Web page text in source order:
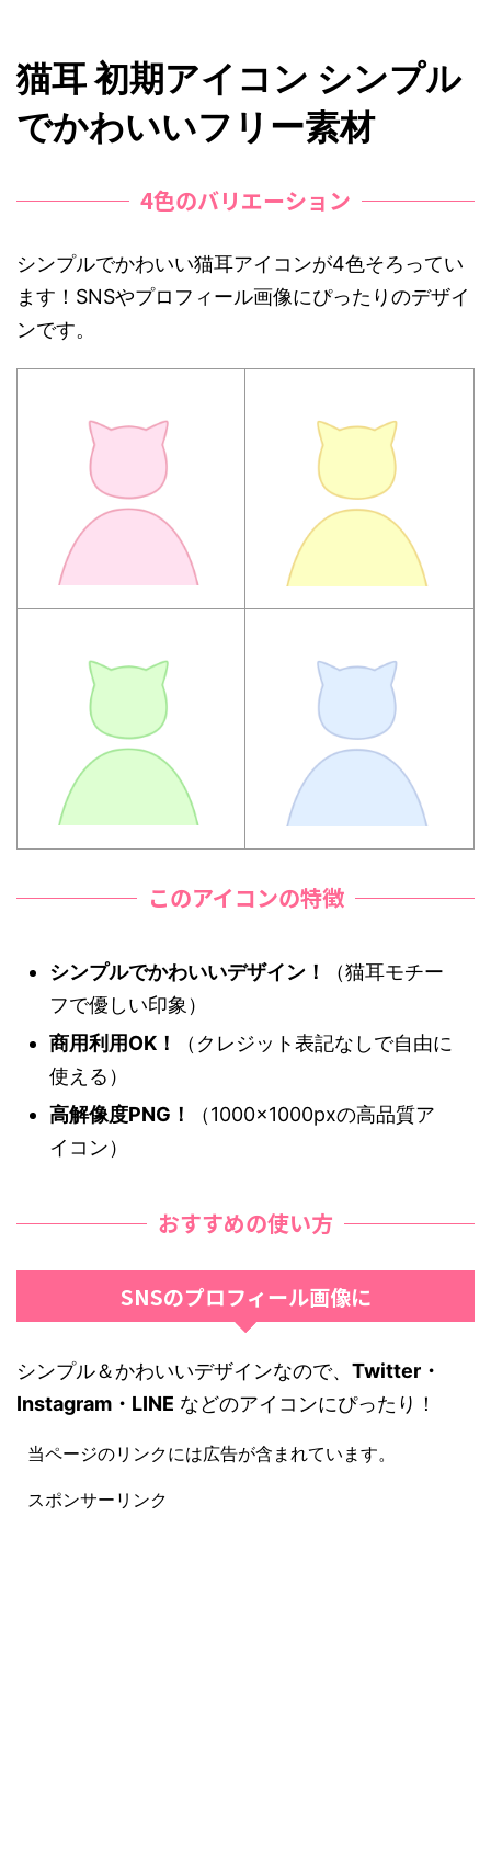
猫耳 初期アイコン シンプル
でかわいいフリー素材
4色のバリエーション
シンプルでかわいい猫耳アイコンが4色そろってい
ます！SNSやプロフィール画像にぴったりのデザイ
ンです。
このアイコンの特徴
シンプルでかわいいデザイン！
（猫耳モチー
フで優しい印象）
商用利用OK！
（クレジット表記なしで自由に
使える）
高解像度PNG！
（1000×1000pxの高品質ア
イコン）
おすすめの使い方
SNSのプロフィール画像に
シンプル＆かわいいデザインなので、 Twitter・
Instagram・LINE などのアイコンにぴったり！
当ページのリンクには広告が含まれています。
スポンサーリンク